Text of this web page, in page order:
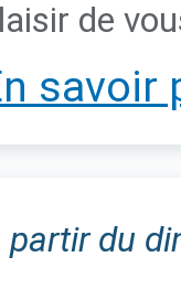
de
savoir
partir du